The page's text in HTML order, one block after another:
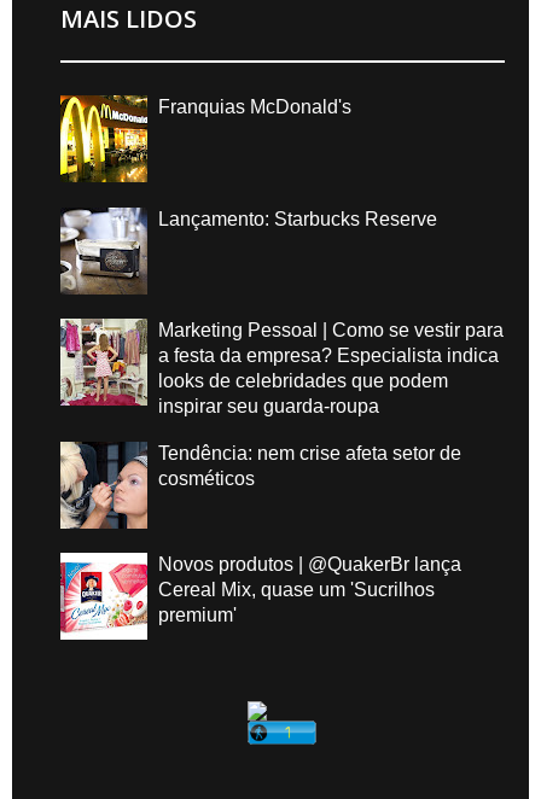
MAIS LIDOS
Franquias McDonald's
Lançamento: Starbucks Reserve
Marketing Pessoal | Como se vestir para
a festa da empresa? Especialista indica
looks de celebridades que podem
inspirar seu guarda-roupa
Tendência: nem crise afeta setor de
cosméticos
Novos produtos | @QuakerBr lança
Cereal Mix, quase um 'Sucrilhos
premium'